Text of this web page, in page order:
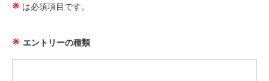
は必須項目です。
エントリーの種類